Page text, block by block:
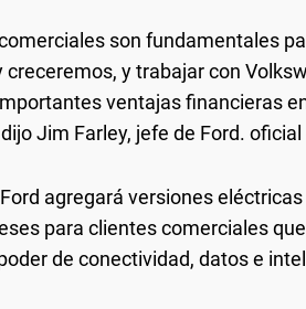
son fundamentales
creceremos, y trabajar con
ventajas financieras
Jim Farley, jefe de Ford.
agregará versiones
para clientes comerciales
de conectividad, datos e